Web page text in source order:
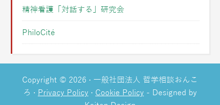
精神看護「対話する」研究会
PhiloCité
Copyright © 2026 · 一般社団法人 哲学相談おんこ
ろ · Privacy Policy · Cookie Policy - Designed by